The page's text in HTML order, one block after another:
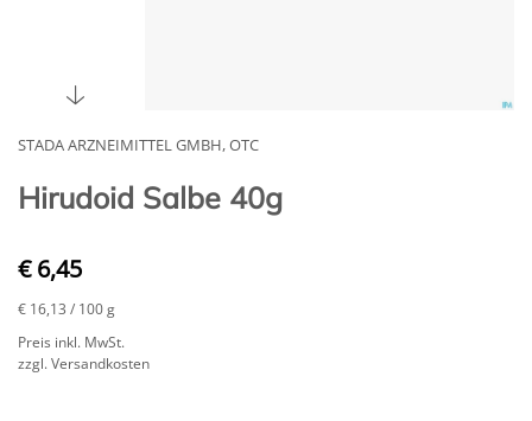
STADA ARZNEIMITTEL GMBH, OTC
Hirudoid Salbe 40g
€ 6,45
€ 16,13 / 100 g
Preis inkl. MwSt.
zzgl. Versandkosten